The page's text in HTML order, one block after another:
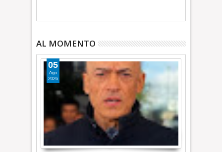
AL MOMENTO
05
Ago
2026